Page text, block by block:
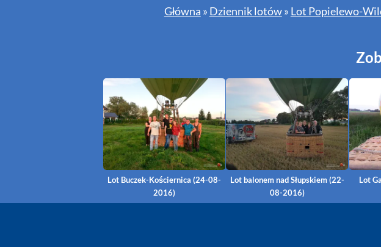
Główna » Dziennik lotów » Lot Popielewo-
Lot Buczek-Kościernica (24-08-
2016)
Lot balonem nad Słupskiem (22-
08-2016)
Lot